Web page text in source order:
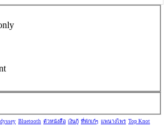
Bluetooth ตัวหนังสือ เงินกู้ ที่พักเก๋ๆ แพนางไพร Top Knot